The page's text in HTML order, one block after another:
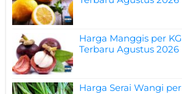
Harga Manggis per KG
Terbaru Agustus 2026
Harga Serai Wangi per